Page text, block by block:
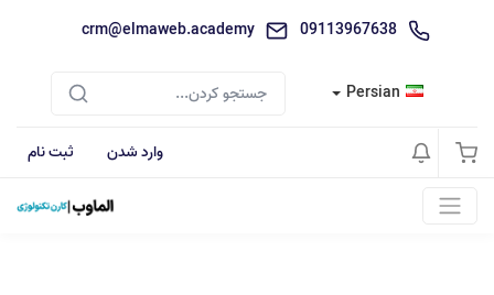
09113967638
crm@elmaweb.academy
Persian
وارد شدن ثبت نام